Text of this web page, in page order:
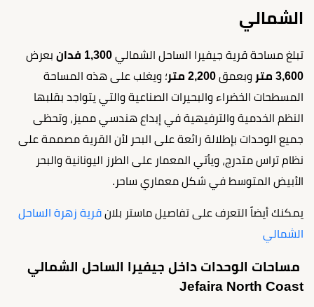
الشمالي
تبلغ مساحة قرية جيفيرا الساحل الشمالي 1,300 فدان
بعرض
3,600 متر
وبعمق 2,200 متر
؛ ويغلب على هذه المساحة
المسطحات الخضراء والبحيرات الصناعية والتي يتواجد بقلبها
النظم الخدمية والترفيهية في إبداع هندسي مميز، وتحظى
جميع الوحدات بإطلالة رائعة على البحر لأن القرية مصممة على
نظام تراس متدرج، ويأتي المعمار على الطرز اليونانية والبحر
الأبيض المتوسط في شكل معماري ساحر.
يمكنك أيضاً التعرف على تفاصيل ماستر بلان قرية زهرة الساحل
الشمالي
مساحات الوحدات داخل جيفيرا الساحل الشمالي
Jefaira North Coast